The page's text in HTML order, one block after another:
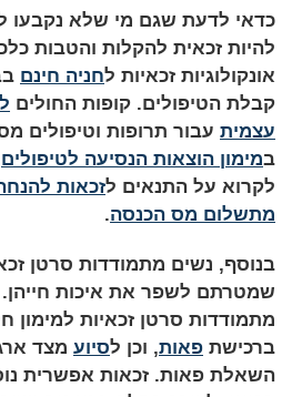
כדאי לדעת שגם מי שלא נקבעו
להיות זכאית להקלות והטבות
אונקולוגיות זכאיות לחניה חינם
קבלת הטיפולים. קופות החולים
עצמית עבור תרופות וטיפולים
במימון הוצאות הנסיעה לטיפולים
לקרוא על התנאים לזכאות
מתשלום מס הכנסה.
בנוסף, נשים מתמודדות סרטן
שמטרתם לשפר את איכות חייהן.
מתמודדות סרטן זכאיות למימון
ברכישת פאות, וכן לסיוע מצד
השאלת פאות. זכאות אפשרית